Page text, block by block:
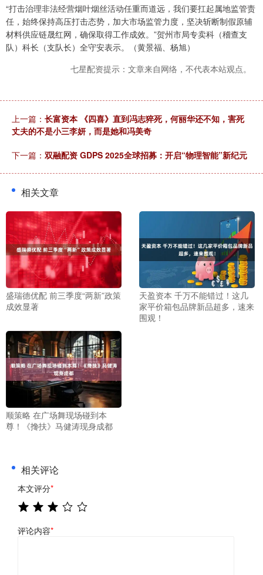
“打击治理非法经营烟叶烟丝活动任重而道远，我们要扛起属地监管责
任，始终保持高压打击态势，加大市场监管力度，坚决斩断制假原辅
材料供应链晟红网，确保取得工作成效。”贺州市局专卖科（稽查支
队）科长（支队长）全守安表示。（黄景福、杨旭）
七星配资提示：文章来自网络，不代表本站观点。
上一篇： 长富资本 《四喜》直到冯志猝死，何丽华还不知，害死
丈夫的不是小三李妍，而是她和冯美奇
下一篇： 双融配资 GDPS 2025全球招募：开启“物理智能”新纪元
相关文章
盛瑞德优配 前三季度“两新”政策
成效显著
天盈资本 千万不能错过！这几
家平价箱包品牌新品超多，速来
围观！
顺策略 在广场舞现场碰到本
尊！《搀扶》马健涛现身成都
相关评论
本文评分*
评论内容*